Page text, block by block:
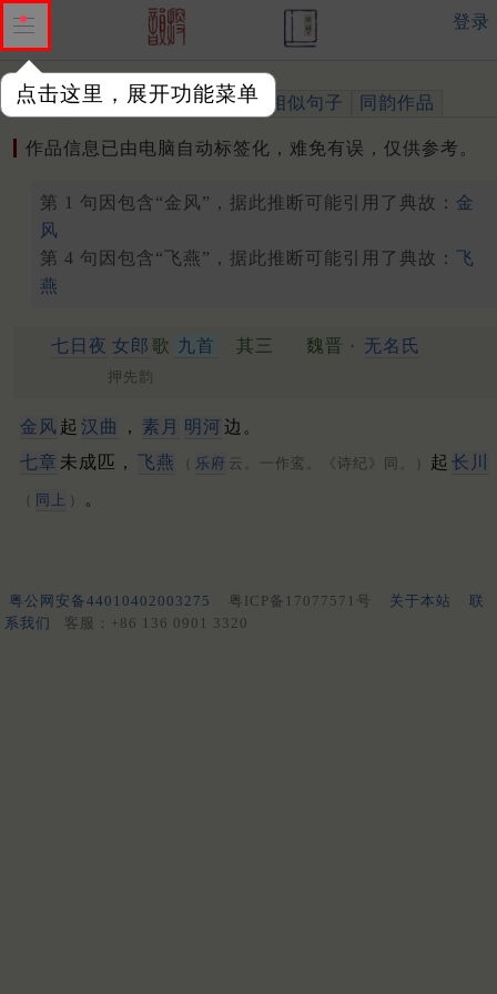
点击这里，展开功能菜单
登录
作品 标注四声 出处、引用 相似句子 同韵作品
作品信息已由电脑自动标签化，难免有误，仅供参考。
第 1 句因包含“金风”，据此推断可能引用了典故： 金
风
第 4 句因包含“飞燕”，据此推断可能引用了典故： 飞
燕
七日夜 女郎 歌 九首 其三 魏晋 · 无名氏
押先韵
金风 起 汉曲 ， 素月 明河 边。
七章 未成匹， 飞燕 （ 乐府 云。一作鸾。《诗纪》同。） 起 长川
（ 同上 ） 。
粤公网安备44010402003275 粤ICP备17077571号 关于本站
联
系我们
客服：+86 136 0901 3320